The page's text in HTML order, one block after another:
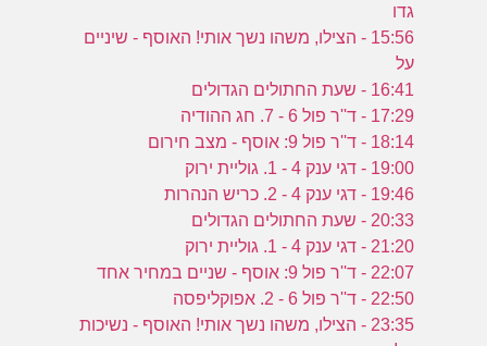
גדו
15:56 - הצילו, משהו נשך אותי! האוסף - שיניים
על
16:41 - שעת החתולים הגדולים
17:29 - ד''ר פול 6 - 7. חג ההודיה
18:14 - ד''ר פול 9: אוסף - מצב חירום
19:00 - דגי ענק 4 - 1. גוליית ירוק
19:46 - דגי ענק 4 - 2. כריש הנהרות
20:33 - שעת החתולים הגדולים
21:20 - דגי ענק 4 - 1. גוליית ירוק
22:07 - ד''ר פול 9: אוסף - שניים במחיר אחד
22:50 - ד''ר פול 6 - 2. אפוקליפסה
23:35 - הצילו, משהו נשך אותי! האוסף - נשיכות